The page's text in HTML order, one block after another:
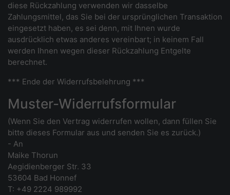
diese Rückzahlung verwenden wir dasselbe
Zahlungsmittel, das Sie bei der ursprünglichen Transaktion
eingesetzt haben, es sei denn, mit Ihnen wurde
ausdrücklich etwas anderes vereinbart; in keinem Fall
werden Ihnen wegen dieser Rückzahlung Entgelte
berechnet.
*** Ende der Widerrufsbelehrung ***
Muster-Widerrufsformular
(Wenn Sie den Vertrag widerrufen wollen, dann füllen Sie
bitte dieses Formular aus und senden Sie es zurück.)
- An
Maike Thorun
Aegidienberger Str. 33
53604 Bad Honnef
T: +49 2224 989992